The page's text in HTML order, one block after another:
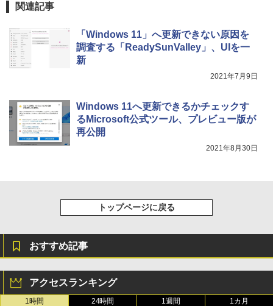
ージ、防水、7インチカラーディスプレ
イ、色調調節ライト、最大8週間持続バッ
テリー、広告無し、ブラック (2025年発
New Amazon Kindle Scribe Colorsoft |
11インチカラーディスプレイ、64GBスト
レージ、ノート機能搭載、明るさ自動調
整、色調調節ライト、プレミアムペン付
関連記事
「Windows 11」へ更新できない原因を
調査する「ReadySunValley」、UIを一
新
2021年7月9日
Windows 11へ更新できるかチェックす
るMicrosoft公式ツール、プレビュー版が
再公開
2021年8月30日
トップページに戻る
おすすめ記事
アクセスランキング
1時間 24時間 1週間 1カ月